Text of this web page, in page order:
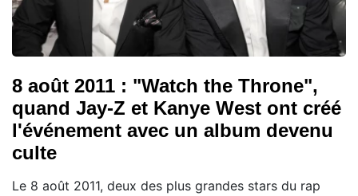
8 août 2011 : "Watch the Throne",
quand Jay-Z et Kanye West ont créé
l'événement avec un album devenu
culte
Le 8 août 2011, deux des plus grandes stars du rap